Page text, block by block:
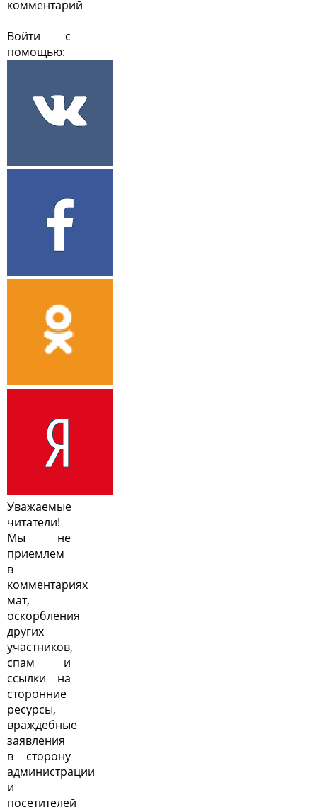
комментарий
Войти с
помощью:
Уважаемые
читатели!
Мы не
приемлем
в
комментариях
мат,
оскорбления
других
участников,
спам и
ссылки на
сторонние
ресурсы,
враждебные
заявления
в сторону
администрации
и
посетителей